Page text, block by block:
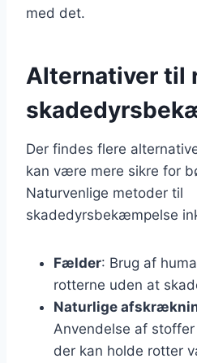
med det.
Alternativer til
Der findes flere
kan være mere sikre for
Naturvenlige metoder til
skadedyrsbekæmpelse
Fælder: Brug af
rotterne uden at
Naturlige
Anvendelse af
der kan holde rotter